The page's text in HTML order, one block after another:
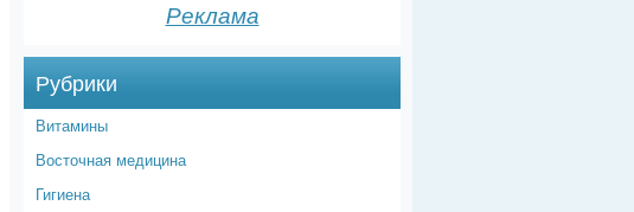
Реклама
Рубрики
Витамины
Восточная медицина
Гигиена